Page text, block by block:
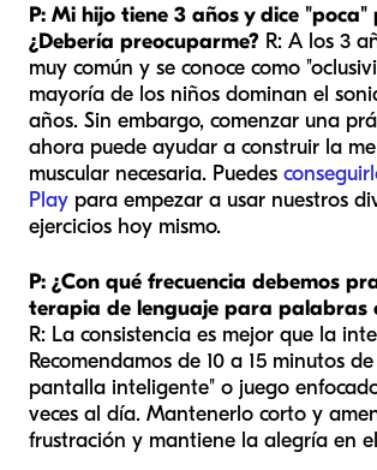
P: Mi hijo tiene 3 años y dice "poca"
¿Debería preocuparme? R: A los 3
muy común y se conoce como
mayoría de los niños dominan el
años. Sin embargo, comenzar una
ahora puede ayudar a construir la
muscular necesaria. Puedes
Play para empezar a usar nuestros
ejercicios hoy mismo.
P: ¿Con qué frecuencia debemos
terapia de lenguaje para palabras
R: La consistencia es mejor que la
Recomendamos de 10 a 15 minutos
pantalla inteligente" o juego
veces al día. Mantenerlo corto y
frustración y mantiene la alegría en